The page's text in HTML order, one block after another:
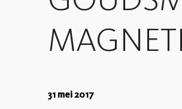
31 mei 2017